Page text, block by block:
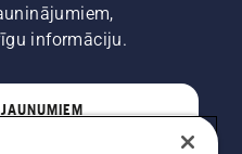
informāciju.